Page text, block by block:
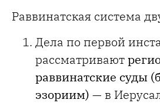
Раввинатская система
Дела по первой
рассматривают
раввинатские суды
эзориим) — в